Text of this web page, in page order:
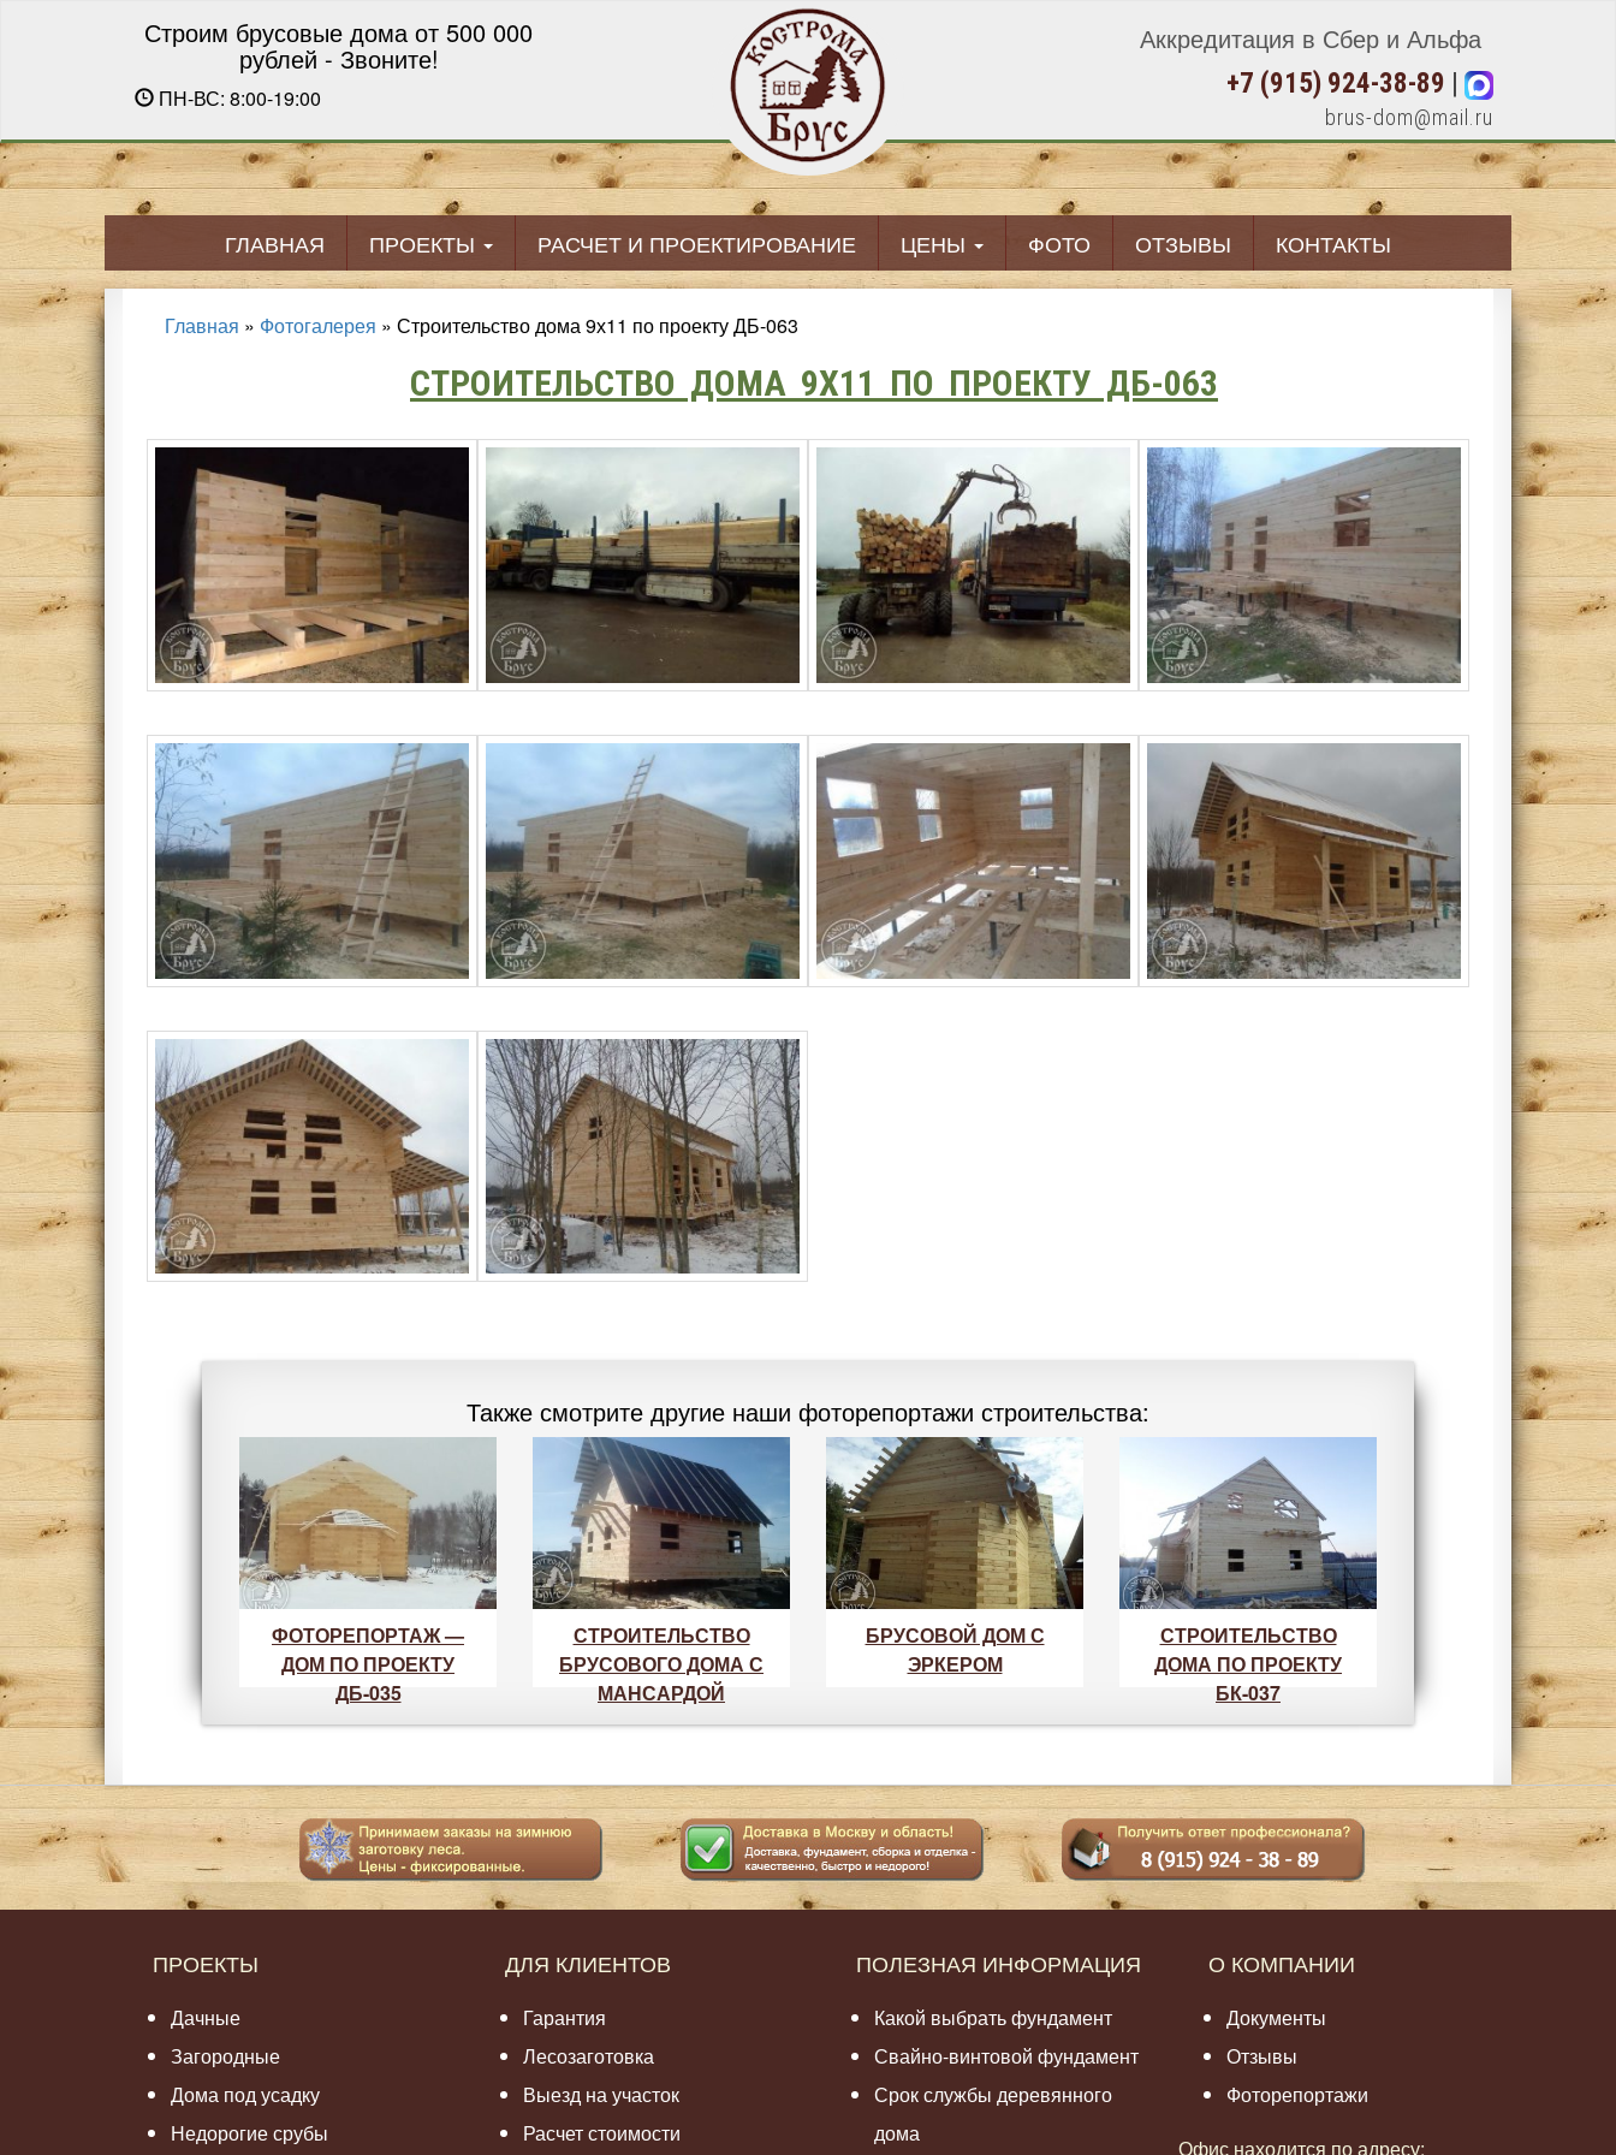
Строим брусовые дома от 500 000
рублей - Звоните!
ПН-ВС: 8:00-19:00
Аккредитация в Сбер и Альфа
+7 (915) 924-38-89
brus-dom@mail.ru
ГЛАВНАЯ ПРОЕКТЫ РАСЧЕТ И ПРОЕКТИРОВАНИЕ ЦЕНЫ ФОТО ОТЗЫВЫ КОНТАКТЫ
Главная » Фотогалерея » Строительство дома 9х11 по проекту ДБ-063
СТРОИТЕЛЬСТВО ДОМА 9Х11 ПО ПРОЕКТУ ДБ-063
Также смотрите другие наши фоторепортажи строительства:
ФОТОРЕПОРТАЖ —
ДОМ ПО ПРОЕКТУ
ДБ-035
СТРОИТЕЛЬСТВО
БРУСОВОГО ДОМА С
МАНСАРДОЙ
БРУСОВОЙ ДОМ С
ЭРКЕРОМ
СТРОИТЕЛЬСТВО
ДОМА ПО ПРОЕКТУ
БК-037
ПРОЕКТЫ
Дачные
Загородные
Дома под усадку
Недорогие срубы
ДЛЯ КЛИЕНТОВ
Гарантия
Лесозаготовка
Выезд на участок
Расчет стоимости
ПОЛЕЗНАЯ ИНФОРМАЦИЯ
Какой выбрать фундамент
Свайно-винтовой фундамент
Срок службы деревянного
дома
О КОМПАНИИ
Документы
Отзывы
Фоторепортажи
Офис находится по адресу: